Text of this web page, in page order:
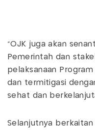
"OJK juga akan
Pemerintah dan
pelaksanaan
dan termitigasi
sehat dan
Selanjutnya